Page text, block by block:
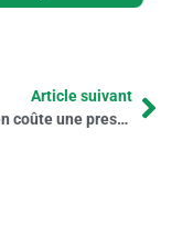
Article suivant
Combien coûte une prestation de fauchage à l’hectare ?